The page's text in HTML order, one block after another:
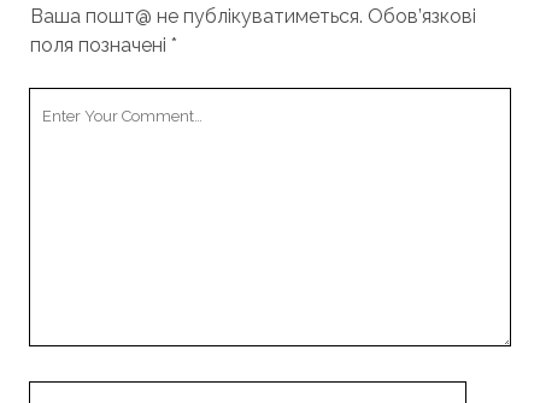
Ваша пошт@ не публікуватиметься. Обов’язкові
поля позначені *